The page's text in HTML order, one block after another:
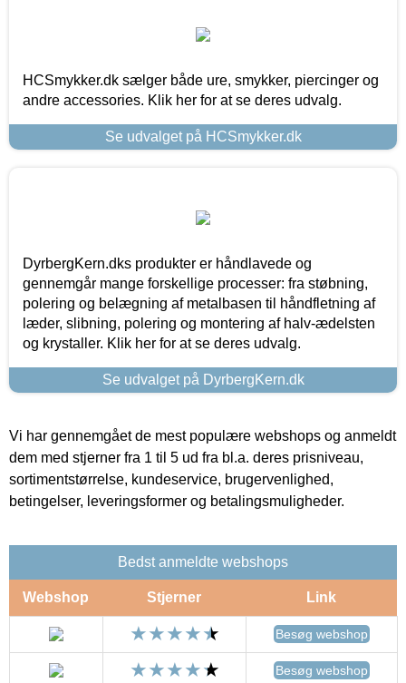
HCSmykker.dk sælger både ure, smykker, piercinger og
andre accessories. Klik her for at se deres udvalg.
Se udvalget på HCSmykker.dk
DyrbergKern.dks produkter er håndlavede og
gennemgår mange forskellige processer: fra støbning,
polering og belægning af metalbasen til håndfletning af
læder, slibning, polering og montering af halv-ædelsten
og krystaller. Klik her for at se deres udvalg.
Se udvalget på DyrbergKern.dk
Vi har gennemgået de mest populære webshops og anmeldt
dem med stjerner fra 1 til 5 ud fra bl.a. deres prisniveau,
sortimentstørrelse, kundeservice, brugervenlighed,
betingelser, leveringsformer og betalingsmuligheder.
Bedst anmeldte webshops
Webshop Stjerner Link
Besøg webshop
Besøg webshop